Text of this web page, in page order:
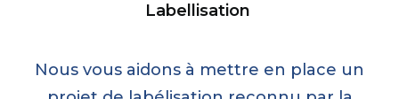
Labellisation
Nous vous aidons à mettre en place un